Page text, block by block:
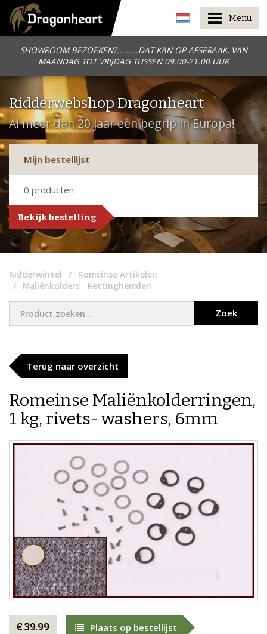
SHOWROOM BEZOEKEN?.........DAT KAN OP AFSPRAAK, VAN
MAANDAG TOT VRIJDAG TUSSEN 09.00-21.00 UUR
Menu
Ridderwebshop Dragonheart
Al meer dan 20 jaar een begrip in Europa!
Mijn bestellijst
0 producten
Bekijk bestelling
Ridderwinkel
Romeinse Artikelen
Maliënkolders - Kettinghemden
Zoek
Terug naar overzicht
Romeinse Maliënkolderringen,
1 kg, rivets- washers, 6mm
€ 39.99 Plaats op bestellijst